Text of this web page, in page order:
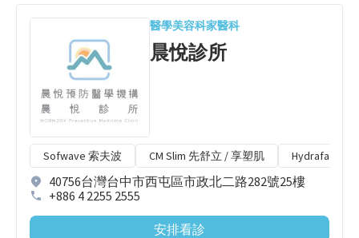
我是醫療人員
醫學美容科家醫科
晨悅診所
Sofwave 索夫波 CM Slim 先舒立 / 享塑肌 Hydrafacial
40756台灣台中市西屯區市政北二路282號25樓
+886 4 2255 2555
安排看診